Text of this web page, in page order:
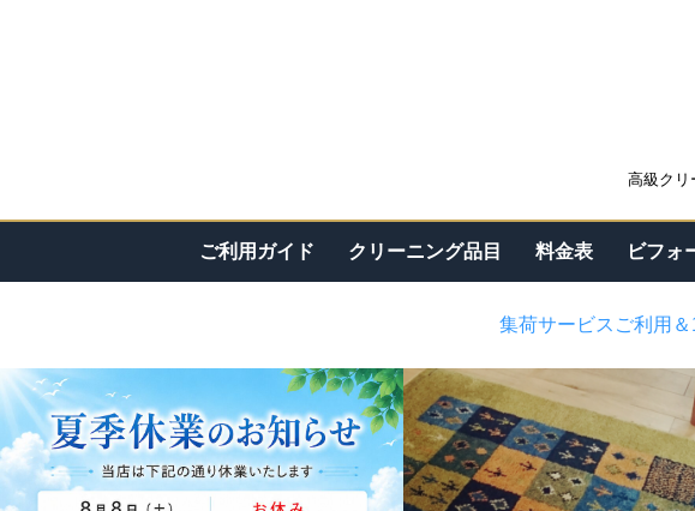
高級クリ
ご利用ガイド クリーニング品目 料金表 ビフォ
集荷サービスご利用